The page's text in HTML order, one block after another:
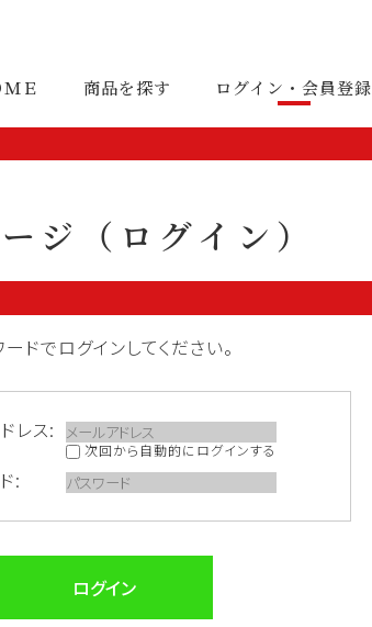
Ｅ 商品を探す ログイン・会員登録
ジ（ログイン）
ドでログインしてください。
レス:
次回から自動的にログインする
:
ログイン